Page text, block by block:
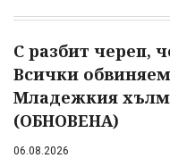
С разбит череп,
Всички
Младежкия хълм
(ОБНОВЕНА)
06.08.2026